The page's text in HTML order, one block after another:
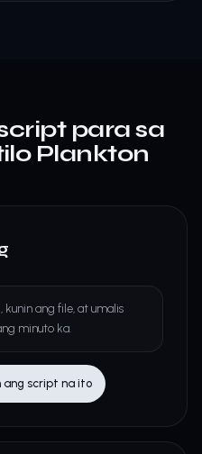
para sa
Plankton
kunin ang file, at umalis
minuto ka.
ang script na ito